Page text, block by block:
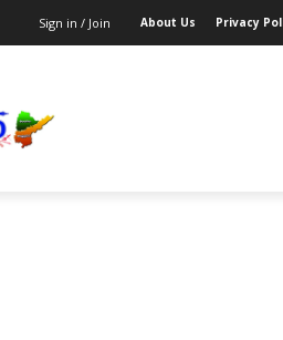
Sign in / Join About Us Privacy